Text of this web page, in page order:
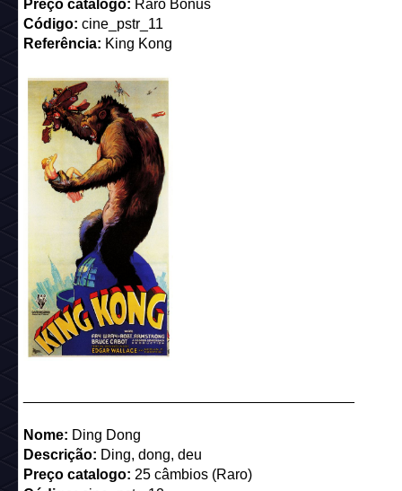
Preço catalogo: 7 câmbios
Código: cine_pstr_9
Referência: Meu Amigo Totoro
_________________________________________